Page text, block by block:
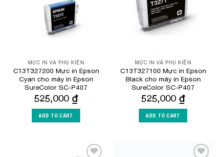
MỰC IN VÀ PHỤ KIỆN
C13T327200 Mực in Epson
Cyan cho máy in Epson
SureColor SC-P407
525,000 ₫
ADD TO CART
MỰC IN VÀ PHỤ KIỆN
C13T327100 Mực in Epson
Black cho máy in Epson
SureColor SC-P407
525,000 ₫
ADD TO CART